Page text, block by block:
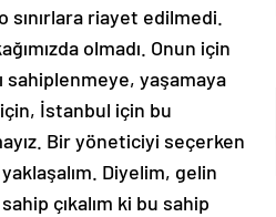
sınırlara riayet edilmedi.
olmadı. Onun için
sahiplenmeye, yaşamaya
için, İstanbul için bu
Bir yöneticiyi seçerken
Diyelim, gelin
çıkalım ki bu sahip